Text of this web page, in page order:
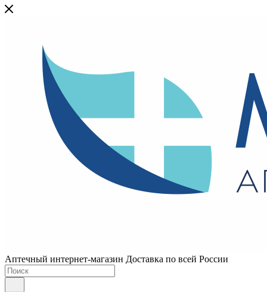
Аптечный интернет-магазин Доставка по всей России